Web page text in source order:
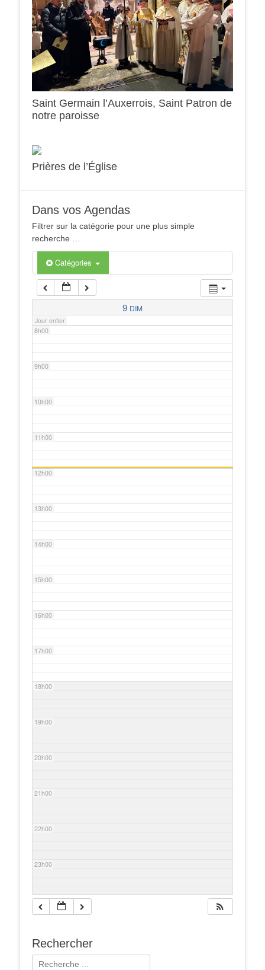
Saint Germain l’Auxerrois, Saint Patron de
notre paroisse
Prières de l’Église
Dans vos Agendas
Filtrer sur la catégorie pour une plus simple
recherche …
Catégories
9 DIM
Jour entier
0h00
2h00
3h00
5h00
6h00
7h00
8h00
9h00
10h00
11h00
12h00
13h00
14h00
15h00
16h00
17h00
18h00
19h00
20h00
21h00
22h00
23h00
Rechercher
Rechercher :